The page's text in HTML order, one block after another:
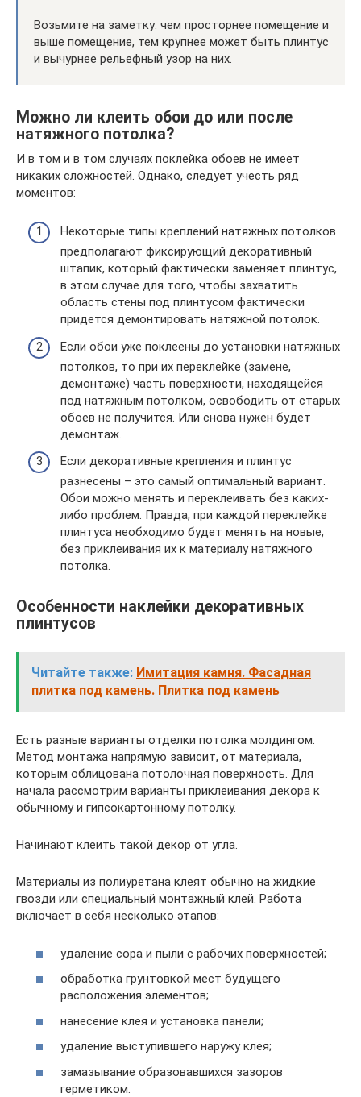
Возьмите на заметку: чем просторнее помещение и
выше помещение, тем крупнее может быть плинтус
и вычурнее рельефный узор на них.
Можно ли клеить обои до или после
натяжного потолка?
И в том и в том случаях поклейка обоев не имеет
никаких сложностей. Однако, следует учесть ряд
моментов:
Некоторые типы креплений натяжных потолков
предполагают фиксирующий декоративный
штапик, который фактически заменяет плинтус,
в этом случае для того, чтобы захватить
область стены под плинтусом фактически
придется демонтировать натяжной потолок.
Если обои уже поклеены до установки натяжных
потолков, то при их переклейке (замене,
демонтаже) часть поверхности, находящейся
под натяжным потолком, освободить от старых
обоев не получится. Или снова нужен будет
демонтаж.
Если декоративные крепления и плинтус
разнесены – это самый оптимальный вариант.
Обои можно менять и переклеивать без каких-
либо проблем. Правда, при каждой переклейке
плинтуса необходимо будет менять на новые,
без приклеивания их к материалу натяжного
потолка.
Особенности наклейки декоративных
плинтусов
Читайте также: Имитация камня. Фасадная
плитка под камень. Плитка под камень
Есть разные варианты отделки потолка молдингом.
Метод монтажа напрямую зависит, от материала,
которым облицована потолочная поверхность. Для
начала рассмотрим варианты приклеивания декора к
обычному и гипсокартонному потолку.
Начинают клеить такой декор от угла.
Материалы из полиуретана клеят обычно на жидкие
гвозди или специальный монтажный клей. Работа
включает в себя несколько этапов:
удаление сора и пыли с рабочих поверхностей;
обработка грунтовкой мест будущего
расположения элементов;
нанесение клея и установка панели;
удаление выступившего наружу клея;
замазывание образовавшихся зазоров
герметиком.